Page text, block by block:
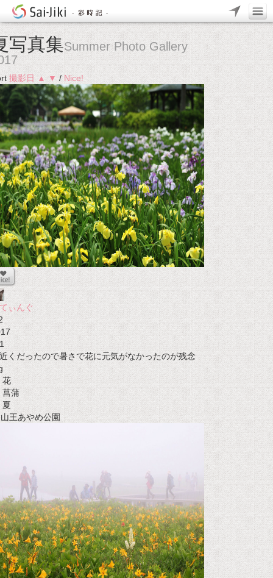
写真集Summer Photo Gallery
撮影日 ▲ ▼ / Nice!
ぃんぐ
1
くだったので暑さで花に元気がなかったのが残念
花
菖蒲
夏
王あやめ公園